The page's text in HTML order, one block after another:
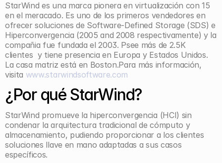
StarWind es una marca pionera en virtualización con 15
en el meracado. Es uno de los primeros vendedores en
ofrecer soluciones de Software-Defined Storage (SDS) e
Hiperconvergencia (2005 and 2008 respectivamente) y la
compañia fue fundada el 2003. Psee más de 2.5K
clientes  y tiene presencia en Europa y Estados Unidos.
La casa matriz está en Boston.Para más información,
visita www.starwindsoftware.com
¿Por qué StarWind?
StarWind promueve la hiperconvergencia (HCI) sin
condenar la arquitectura tradicional de cómputo y
almacenamiento, pudiendo proporcionar a los clientes
soluciones llave en mano adaptadas a sus casos
específicos.